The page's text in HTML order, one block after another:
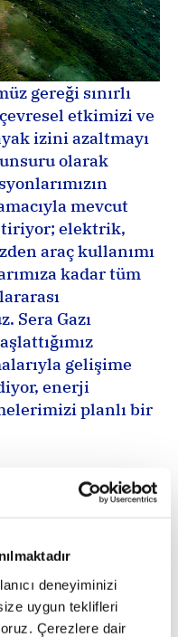
deneyiminizi
uygun teklifleri
Çerezlere dair
gereği sınırlı
etkimizi ve
izini azaltmayı
olarak
mevcut
elektrik,
araç kullanımı
kadar tüm
Sera Gazı
gelişime
enerji
planlı bir